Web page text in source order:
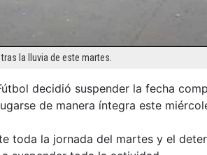
la lluvia de este martes.
decidió suspender la fecha
de manera íntegra este
toda la jornada del martes y el